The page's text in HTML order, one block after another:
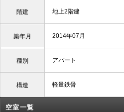
階建 地上2階建
築年月 2014年07月
種別 アパート
構造 軽量鉄骨
空室一覧